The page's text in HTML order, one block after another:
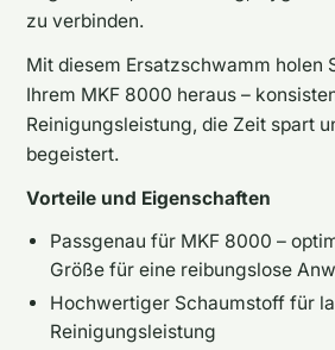
zu verbinden.
Mit diesem Ersatzschwamm holen
Ihrem MKF 8000 heraus –
Reinigungsleistung, die Zeit spart
begeistert.
Vorteile und Eigenschaften
Passgenau für MKF 8000 –
Größe für eine reibungslose
Hochwertiger Schaumstoff für
Reinigungsleistung